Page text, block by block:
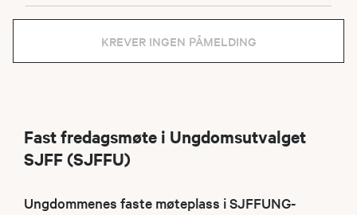
KREVER INGEN PÅMELDING
Fast fredagsmøte i Ungdomsutvalget
SJFF (SJFFU)
Ungdommenes faste møteplass i SJFFUNG-